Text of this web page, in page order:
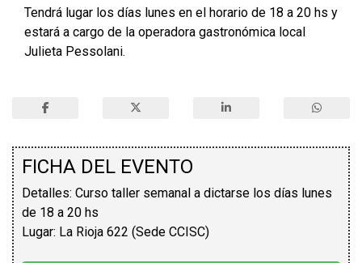
Tendrá lugar los días lunes en el horario de 18 a 20 hs y
estará a cargo de la operadora gastronómica local
Julieta Pessolani.
FICHA DEL EVENTO
Detalles: Curso taller semanal a dictarse los días lunes
de 18 a 20 hs
Lugar: La Rioja 622 (Sede CCISC)